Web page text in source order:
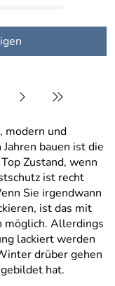
modern und
bauen ist die
Zustand, wenn
ist recht
Sie irgendwann
ist das mit
möglich. Allerdings
lackiert werden
drüber gehen
hat.